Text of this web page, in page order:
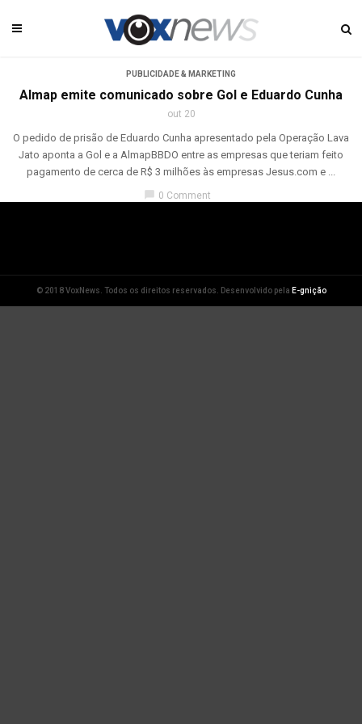
PUBLICIDADE & MARKETING
Almap emite comunicado sobre Gol e Eduardo Cunha
out 20
O pedido de prisão de Eduardo Cunha apresentado pela Operação Lava
Jato aponta a Gol e a AlmapBBDO entre as empresas que teriam feito
pagamento de cerca de R$ 3 milhões às empresas Jesus.com e ...
chat_bubble 0 Comment
© 2018 VoxNews. Todos os direitos reservados. Desenvolvido pela E-gnição